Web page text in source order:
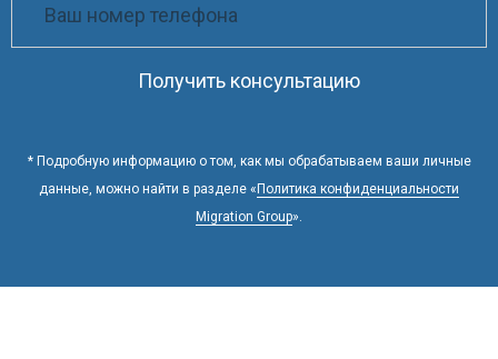
Получить консультацию
* Подробную информацию о том, как мы обрабатываем ваши личные
данные, можно найти в разделе « Политика конфиденциальности
Migration Group».